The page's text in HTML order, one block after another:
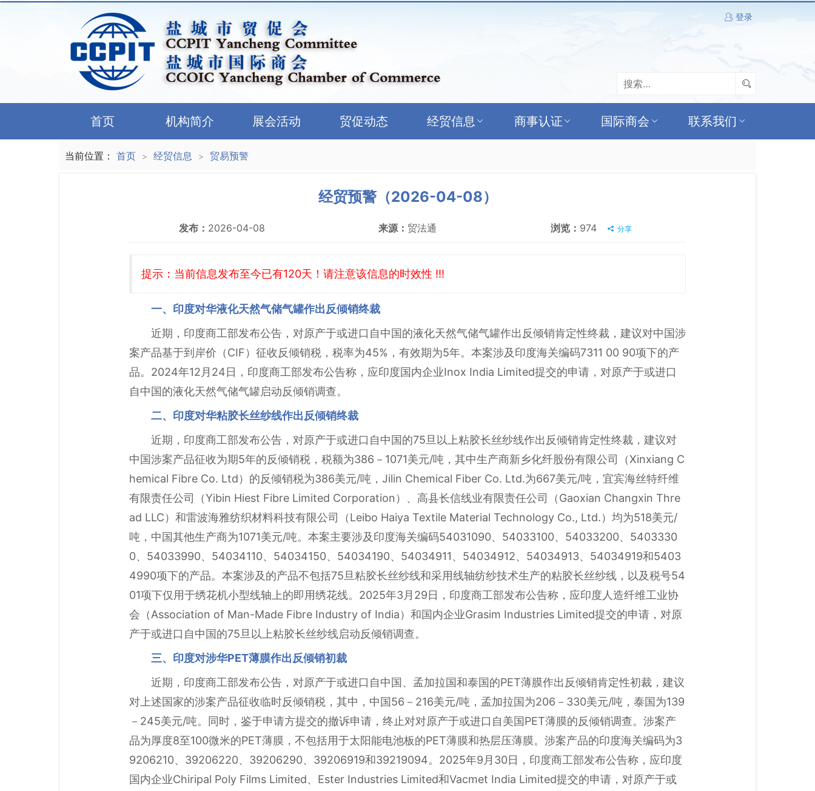
登录
首页 机构简介 展会活动 贸促动态 经贸信息 商事认证 国际商会 联系我们
当前位置： 首页 > 经贸信息 > 贸易预警
经贸预警（2026-04-08）
发布： 2026-04-08 来源： 贸法通 浏览： 974 分享
提示：当前信息发布至今已有120天！请注意该信息的时效性 !!!
一、印度对华液化天然气储气罐作出反倾销终裁
近期，印度商工部发布公告，对原产于或进口自中国的液化天然气储气罐作出反倾销肯定性终裁，建议对中国涉
案产品基于到岸价（CIF）征收反倾销税，税率为45%，有效期为5年。本案涉及印度海关编码7311 00 90项下的产
品。2024年12月24日，印度商工部发布公告称，应印度国内企业Inox India Limited提交的申请，对原产于或进口
自中国的液化天然气储气罐启动反倾销调查。
二、印度对华粘胶长丝纱线作出反倾销终裁
近期，印度商工部发布公告，对原产于或进口自中国的75旦以上粘胶长丝纱线作出反倾销肯定性终裁，建议对
中国涉案产品征收为期5年的反倾销税，税额为386－1071美元/吨，其中生产商新乡化纤股份有限公司（Xinxiang C
hemical Fibre Co. Ltd）的反倾销税为386美元/吨，Jilin Chemical Fiber Co. Ltd.为667美元/吨，宜宾海丝特纤维
有限责任公司（Yibin Hiest Fibre Limited Corporation）、高县长信线业有限责任公司（Gaoxian Changxin Thre
ad LLC）和雷波海雅纺织材料科技有限公司（Leibo Haiya Textile Material Technology Co., Ltd.）均为518美元/
吨，中国其他生产商为1071美元/吨。本案主要涉及印度海关编码54031090、54033100、54033200、5403330
0、54033990、54034110、54034150、54034190、54034911、54034912、54034913、54034919和5403
4990项下的产品。本案涉及的产品不包括75旦粘胶长丝纱线和采用线轴纺纱技术生产的粘胶长丝纱线，以及税号54
01项下仅用于绣花机小型线轴上的即用绣花线。2025年3月29日，印度商工部发布公告称，应印度人造纤维工业协
会（Association of Man-Made Fibre Industry of India）和国内企业Grasim Industries Limited提交的申请，对原
产于或进口自中国的75旦以上粘胶长丝纱线启动反倾销调查。
三、印度对涉华PET薄膜作出反倾销初裁
近期，印度商工部发布公告，对原产于或进口自中国、孟加拉国和泰国的PET薄膜作出反倾销肯定性初裁，建议
对上述国家的涉案产品征收临时反倾销税，其中，中国56－216美元/吨，孟加拉国为206－330美元/吨，泰国为139
－245美元/吨。同时，鉴于申请方提交的撤诉申请，终止对对原产于或进口自美国PET薄膜的反倾销调查。涉案产
品为厚度8至100微米的PET薄膜，不包括用于太阳能电池板的PET薄膜和热层压薄膜。涉案产品的印度海关编码为3
9206210、39206220、39206290、39206919和39219094。2025年9月30日，印度商工部发布公告称，应印度
国内企业Chiripal Poly Films Limited、Ester Industries Limited和Vacmet India Limited提交的申请，对原产于或